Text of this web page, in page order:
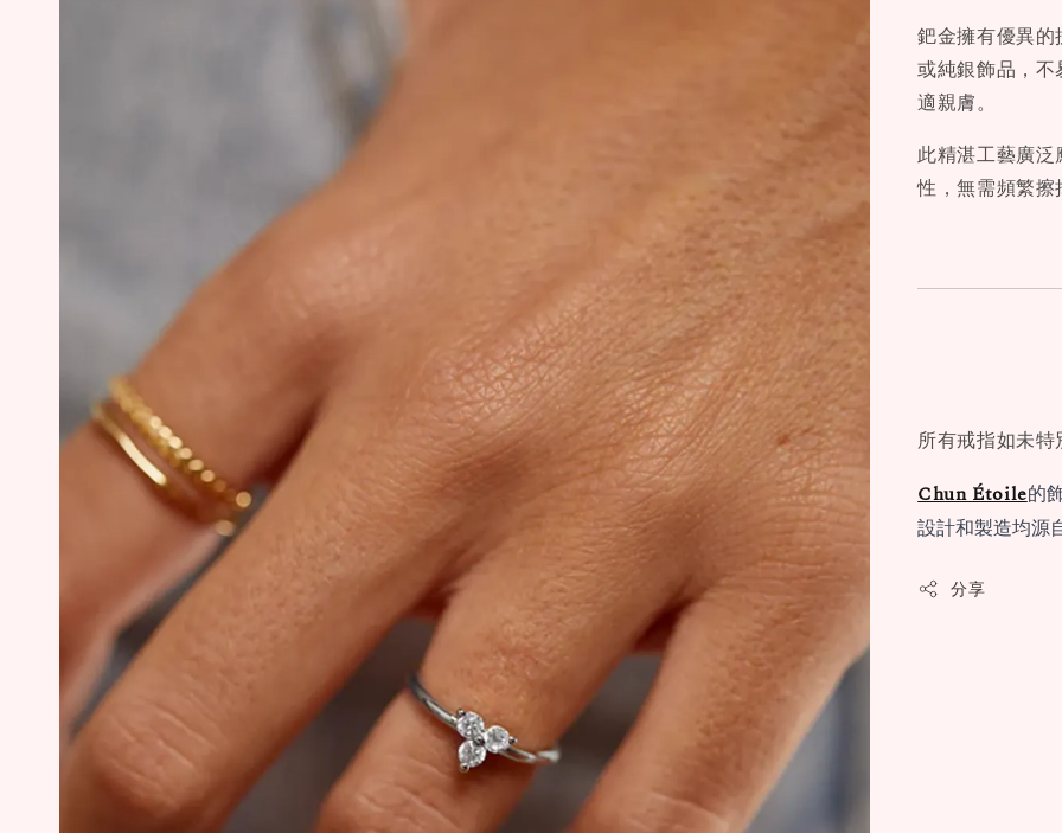
鈀金擁有優異
或純銀飾品，
適親膚。
此精湛工藝廣
性，無需頻繁
所有戒指如未
Chun Étoile的
設計和製造均源
分享